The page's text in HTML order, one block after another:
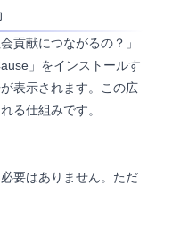
貢献につながるの？」
」をインストールす
表示されます。この広
る仕組みです。
要はありません。ただ